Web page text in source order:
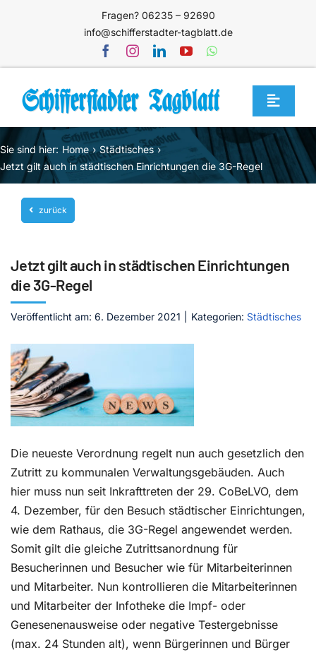
Fragen? 06235 – 92690
info@schifferstadter-tagblatt.de
Toggle
Home
Themen
Blog
Unternehmen
Mediathek
Jetzt abonnieren
Sie sind hier: Home
Städtisches
Jetzt gilt auch in städtischen Einrichtungen die 3G-Regel
zurück
Jetzt gilt auch in städtischen Einrichtungen
die 3G-Regel
Veröffentlicht am: 6. Dezember 2021 Kategorien: Städtisches
Die neueste Verordnung regelt nun auch gesetzlich den
Zutritt zu kommunalen Verwaltungsgebäuden. Auch
hier muss nun seit Inkrafttreten der 29. CoBeLVO, dem
4. Dezember, für den Besuch städtischer Einrichtungen,
wie dem Rathaus, die 3G-Regel angewendet werden.
Somit gilt die gleiche Zutrittsanordnung für
Besucherinnen und Besucher wie für Mitarbeiterinnen
und Mitarbeiter. Nun kontrollieren die Mitarbeiterinnen
und Mitarbeiter der Infotheke die Impf- oder
Genesenenausweise oder negative Testergebnisse
(max. 24 Stunden alt), wenn Bürgerinnen und Bürger